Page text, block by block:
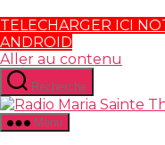
TELECHARGER ICI
ANDROID
Aller au contenu
Recherche
Menu